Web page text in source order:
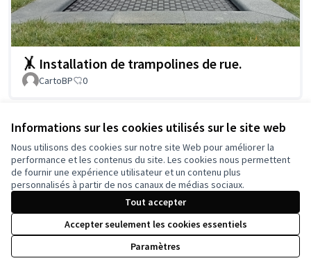
Informations sur les cookies utilisés sur le site web
Nous utilisons des cookies sur notre site Web pour améliorer la
performance et les contenus du site. Les cookies nous permettent
de fournir une expérience utilisateur et un contenu plus
personnalisés à partir de nos canaux de médias sociaux.
Tout accepter
Accepter seulement les cookies essentiels
Paramètres
🤸 Installation de trampolines de rue.
CartoBP 0
Voir toutes les propositions retirées
Conditions d'utilisation
Paramètres des cookies